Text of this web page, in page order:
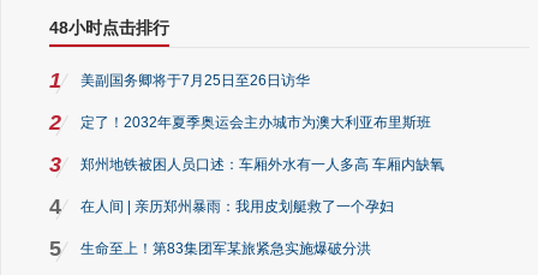
48小时点击排行
1 美副国务卿将于7月25日至26日访华
2 定了！2032年夏季奥运会主办城市为澳大利亚布里斯班
3 郑州地铁被困人员口述：车厢外水有一人多高 车厢内缺氧
4 在人间 | 亲历郑州暴雨：我用皮划艇救了一个孕妇
5 生命至上！第83集团军某旅紧急实施爆破分洪